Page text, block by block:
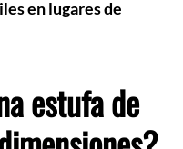
en lugares de
estufa de